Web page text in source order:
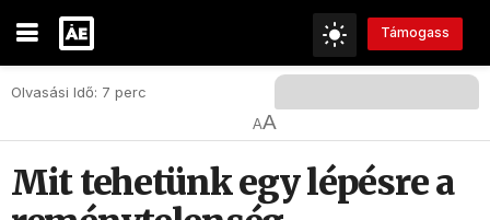
Támogass
Olvasási Idő: 7 perc
AA
Mit tehetünk egy lépésre a